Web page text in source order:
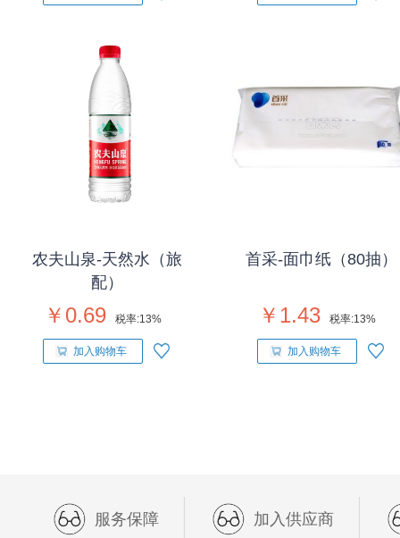
农夫山泉-天然水（旅
配）
￥0.69 税率:13%
加入购物车
首采-面巾纸（80抽）
￥1.43 税率:13%
加入购物车
服务保障 加入供应商